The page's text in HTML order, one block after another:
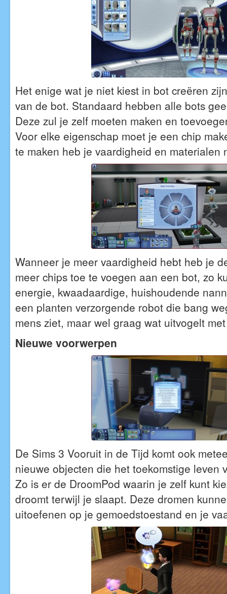
Het enige wat je niet kiest in bot creëren
van de bot. Standaard hebben alle bots
Deze zul je zelf moeten maken en
Voor elke eigenschap moet je een chip
te maken heb je vaardigheid en materialen
Wanneer je meer vaardigheid hebt heb je
meer chips toe te voegen aan een bot, zo
energie, kwaadaardige, huishoudende
een planten verzorgende robot die bang
mens ziet, maar wel graag wat uitvogelt
Nieuwe voorwerpen
De Sims 3 Vooruit in de Tijd komt ook
nieuwe objecten die het toekomstige leven
Zo is er de DroomPod waarin je zelf kunt
droomt terwijl je slaapt. Deze dromen
uitoefenen op je gemoedstoestand en je